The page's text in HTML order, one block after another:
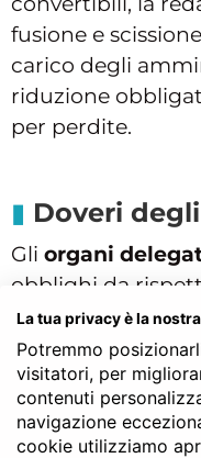
fusione e
carico degli
riduzione
per perdite.
Doveri
Gli organi
obblighi da
fanno sì che
amministrativo e
natura e alle
riferiscono
amministrazione
La tua privacy è la
Potremmo
visitatori, per
contenuti
navigazione
cookie utilizziamo